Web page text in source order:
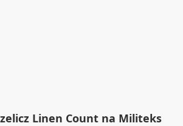
Linen Count na Militeks